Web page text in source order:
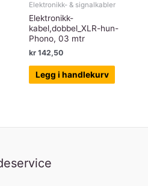
Elektronikk- & signalkabler
Elektronikk-
kabel,dobbel_XLR-hun-
Phono, 03 mtr
kr 142,50
Legg i handlekurv